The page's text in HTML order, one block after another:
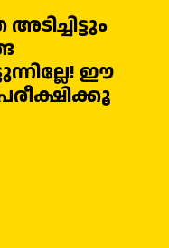
ഈ
പരീക്ഷിക്കൂ